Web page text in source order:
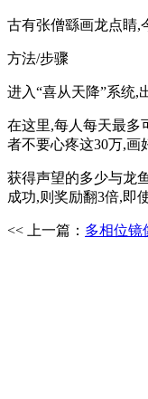
古有张僧繇画龙点睛,
方法/步骤
进入“喜从天降”系统,
在这里,每人每天最多
者不要心疼这30万,画
获得声望的多少与龙
成功,则奖励翻3倍,即
<< 上一篇： 多相位镜